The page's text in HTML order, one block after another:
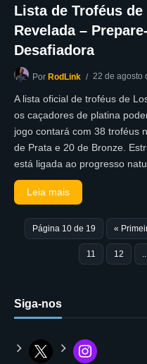
Lista de Troféus
Revelada –
Desafiadora
Por RodLink 22 de agosto
A lista oficial de troféus de
os caçadores de platina
jogo contará com 38 troféus
de Prata e 20 de Bronze.
está ligada ao progresso
Leia mais
Página 10 de 19 «
11 12
Siga-nos